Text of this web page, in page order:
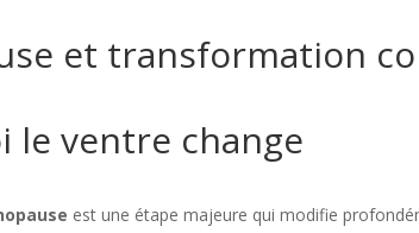
et transformation
le ventre change
est une étape majeure qui modifie